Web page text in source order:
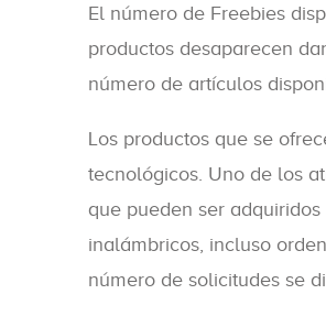
El número de Freebies
productos desaparecen
número de artículos
Los productos que se
tecnológicos. Uno de los
que pueden ser
inalámbricos, incluso
número de solicitudes se